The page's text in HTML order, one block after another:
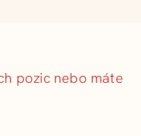
si další postup.
pozic nebo máte